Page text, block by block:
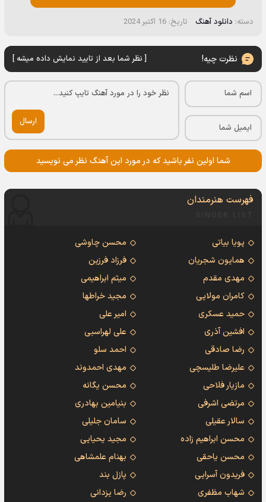
دسته: دانلود آهنگ تاریخ: 16 اکتبر 2024
نظرت چیه! [ نظر شما بعد از تایید نمایش داده میشه ]
ارسال
شما اولین نفر باشید که در مورد این آهنگ نظر می نویسید
فهرست هنرمندان
پویا بیاتی
محسن چاوشی
همایون شجریان
فرزاد فرزین
مهدی مقدم
میثم ابراهیمی
کامران مولایی
مجید خراطها
حمید عسکری
امیر علی
افشین آذری
علی لهراسبی
رضا صادقی
احمد سلو
علیرضا طلیسچی
مهدی احمدوند
مازیار فلاحی
محسن یگانه
مرتضی اشرفی
بنیامین بهادری
سالار عقیلی
سامان جلیلی
محسن ابراهیم زاده
مجید یحیایی
محسن یاحقی
بهنام علمشاهی
فریدون آسرایی
پازل بند
شهاب مظفری
رضا یزدانی